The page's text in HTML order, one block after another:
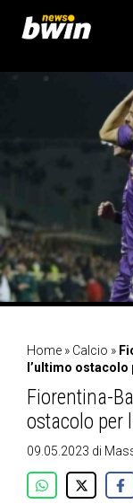
contenuto
Home » Calcio »
l’ultimo
Fiorentina-
ostacolo per
09.05.2023 di